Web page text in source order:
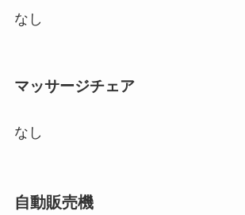
なし
マッサージチェア
なし
自動販売機